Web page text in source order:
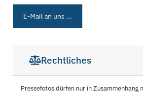
E-Mail an uns ...
Rechtliches
Pressefotos dürfen nur in Zusammenhang